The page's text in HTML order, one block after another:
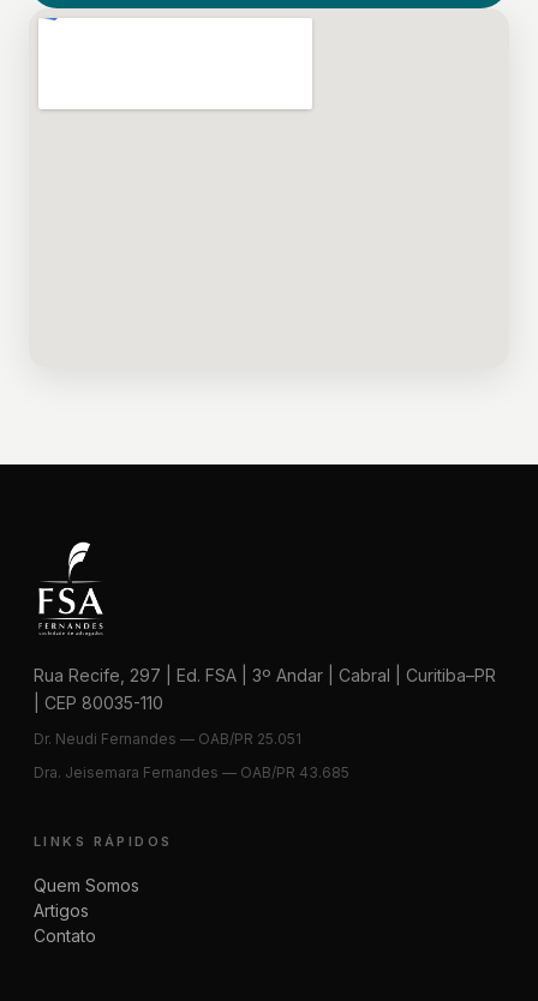
Rua Recife, 297 | Ed. FSA | 3º Andar | Cabral | Curitiba–PR
| CEP 80035-110
Dr. Neudi Fernandes — OAB/PR 25.051
Dra. Jeisemara Fernandes — OAB/PR 43.685
LINKS RÁPIDOS
Quem Somos
Artigos
Contato